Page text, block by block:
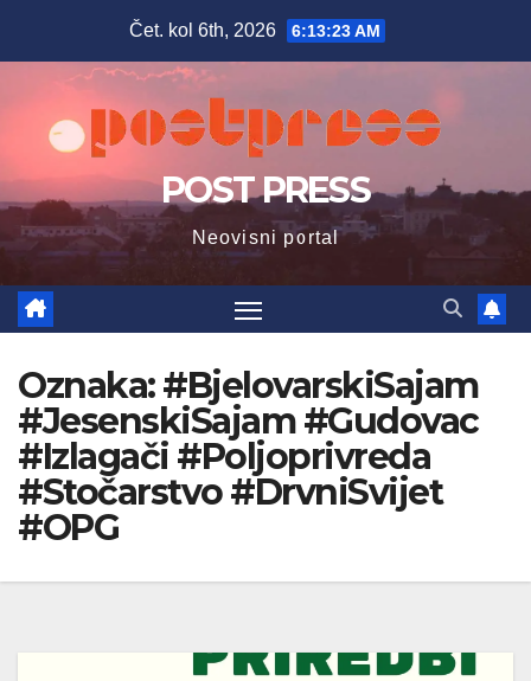
Čet. kol 6th, 2026 6:13:24 AM
POST PRESS
Neovisni portal
Oznaka:#BjelovarskiSajam
#JesenskiSajam #Gudovac
#Izlagači #Poljoprivreda
#Stočarstvo #DrvniSvijet
#OPG